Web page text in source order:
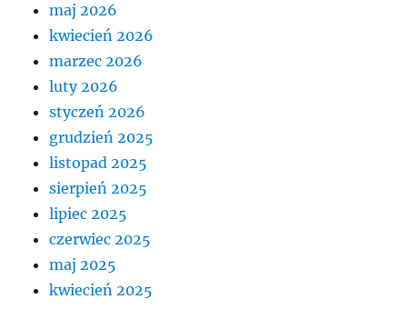
maj 2026
kwiecień 2026
marzec 2026
luty 2026
styczeń 2026
grudzień 2025
listopad 2025
sierpień 2025
lipiec 2025
czerwiec 2025
maj 2025
kwiecień 2025